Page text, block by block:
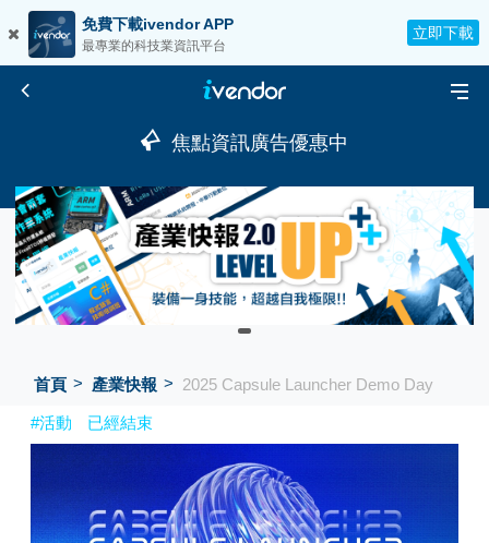
免費下載ivendor APP
最專業的科技業資訊平台
立即下載
焦點資訊廣告優惠中
首頁 產業快報 2025 Capsule Launcher Demo Day
#活動 已經結束